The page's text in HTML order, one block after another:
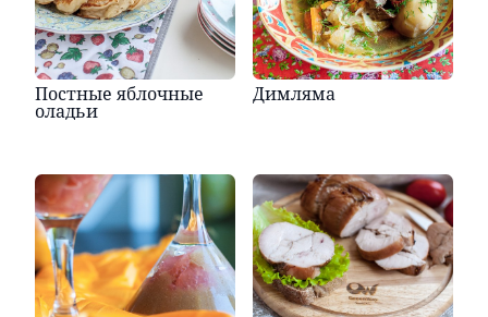
Постные яблочные
оладьи
Димляма